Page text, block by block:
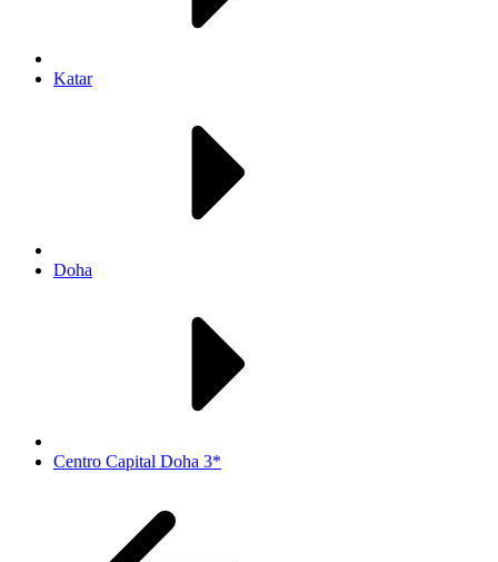
Katar
Doha
Centro Capital Doha 3*